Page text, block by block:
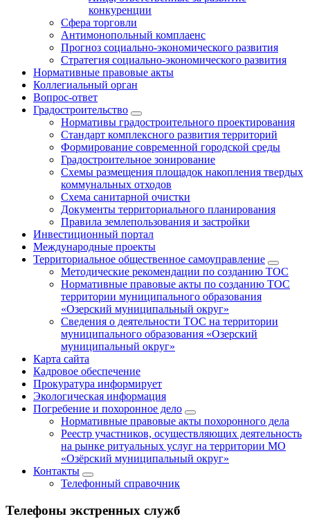
конкуренции
Сфера торговли
Антимонопольный комплаенс
Прогноз социально-экономического развития
Стратегия социально-экономического развития
Нормативные правовые акты
Коллегиальный орган
Вопрос-ответ
Градостроительство
Нормативы градостроительного проектирования
Стандарт комплексного развития территорий
Формирование современной городской среды
Градостроительное зонирование
Схемы размещения площадок накопления твердых
коммунальных отходов
Схема санитарной очистки
Документы территориального планирования
Правила землепользования и застройки
Инвестиционный портал
Международные проекты
Территориальное общественное самоуправление
Методические рекомендации по созданию ТОС
Нормативные правовые акты по созданию ТОС
территории муниципального образования
«Озерский муниципальный округ»
Сведения о деятельности ТОС на территории
муниципального образования «Озерский
муниципальный округ»
Карта сайта
Кадровое обеспечение
Прокуратура информирует
Экологическая информация
Погребение и похоронное дело
Нормативные правовые акты похоронного дела
Реестр участников, осуществляющих деятельность
на рынке ритуальных услуг на территории МО
«Озёрский муниципальный округ»
Контакты
Телефонный справочник
Телефоны экстренных служб